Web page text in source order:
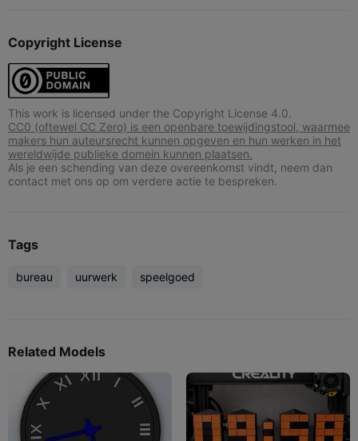
Copyright License
This work is licensed under the Copyright License 4.0.
CC0 (oftewel CC Zero) is een openbare toewijdingstool, waarmee
makers hun auteursrecht kunnen opgeven en hun werken in het
wereldwijde publieke domein kunnen plaatsen.
Als je een schending van deze overeenkomst vindt, neem dan
contact met ons op om verdere actie te bespreken.
Tags
bureau uurwerk speelgoed
Related Models